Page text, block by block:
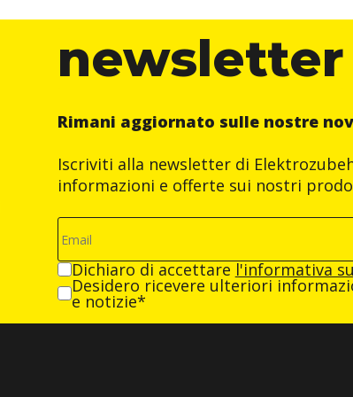
newsletter
Rimani aggiornato sulle nostre
Iscriviti alla newsletter di
informazioni e offerte sui nostri
Dichiaro di accettare l'informativa
Desidero ricevere ulteriori
e notizie*